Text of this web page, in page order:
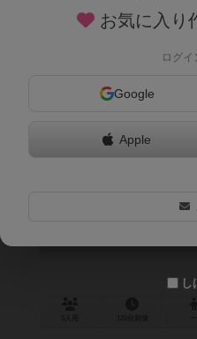
J・モリアーテ
お気に入り
ログイ
Google
Apple